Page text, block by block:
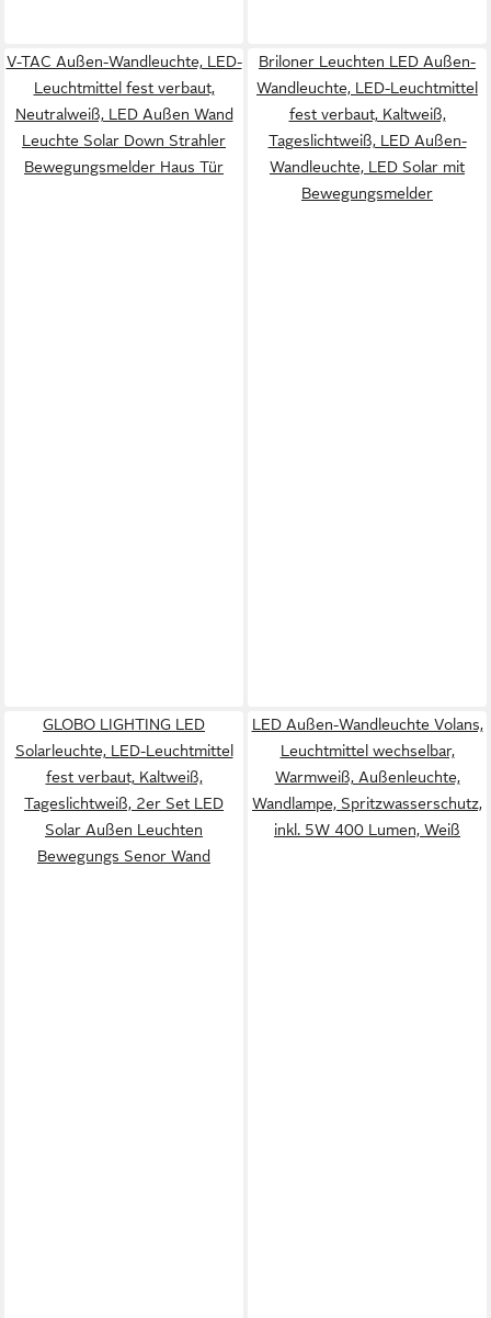
V-TAC Außen-Wandleuchte, LED-
Leuchtmittel fest verbaut,
Neutralweiß, LED Außen Wand
Leuchte Solar Down Strahler
Bewegungsmelder Haus Tür
Briloner Leuchten LED Außen-
Wandleuchte, LED-Leuchtmittel
fest verbaut, Kaltweiß,
Tageslichtweiß, LED Außen-
Wandleuchte, LED Solar mit
Bewegungsmelder
GLOBO LIGHTING LED
Solarleuchte, LED-Leuchtmittel
fest verbaut, Kaltweiß,
Tageslichtweiß, 2er Set LED
Solar Außen Leuchten
Bewegungs Senor Wand
LED Außen-Wandleuchte Volans,
Leuchtmittel wechselbar,
Warmweiß, Außenleuchte,
Wandlampe, Spritzwasserschutz,
inkl. 5W 400 Lumen, Weiß